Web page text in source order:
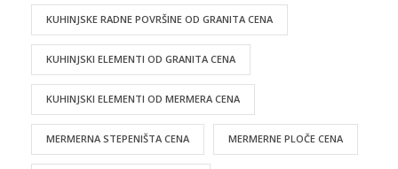
KUHINJSKE RADNE POVRŠINE OD GRANITA CENA
KUHINJSKI ELEMENTI OD GRANITA CENA
KUHINJSKI ELEMENTI OD MERMERA CENA
MERMERNA STEPENIŠTA CENA MERMERNE PLOČE CENA